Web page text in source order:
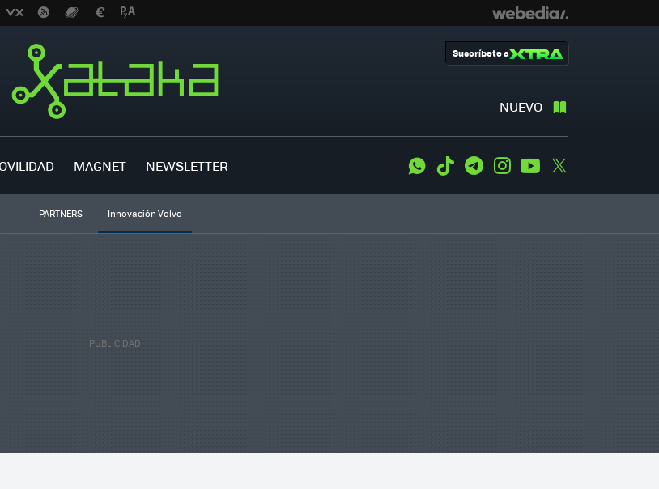
NUEVO
Suscríbete a
MAGNET NEWSLETTER WhatsApp
Tiktok TelegramInstagramYoutube
PARTNERS Innovación Volvo